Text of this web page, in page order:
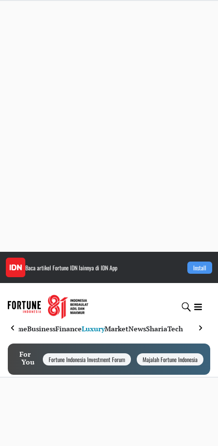
Baca artikel Fortune IDNlainnya di IDN App Install
HomeBusinessFinanceLuxuryMarketNewsShariaTech
For
You
Fortune Indonesia Investment Forum Majalah Fortune Indonesia